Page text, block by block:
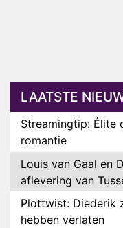
LAATSTE
Streamingtip: Élite
romantie
Louis van Gaal en
aflevering van
Plottwist: Diederik
hebben verlaten